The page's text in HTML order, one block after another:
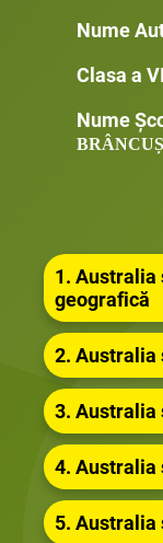
Nume
Clasa a
Nume
1. Australia
geografică
2. Australia
3. Australia
4. Australia
5. Australia